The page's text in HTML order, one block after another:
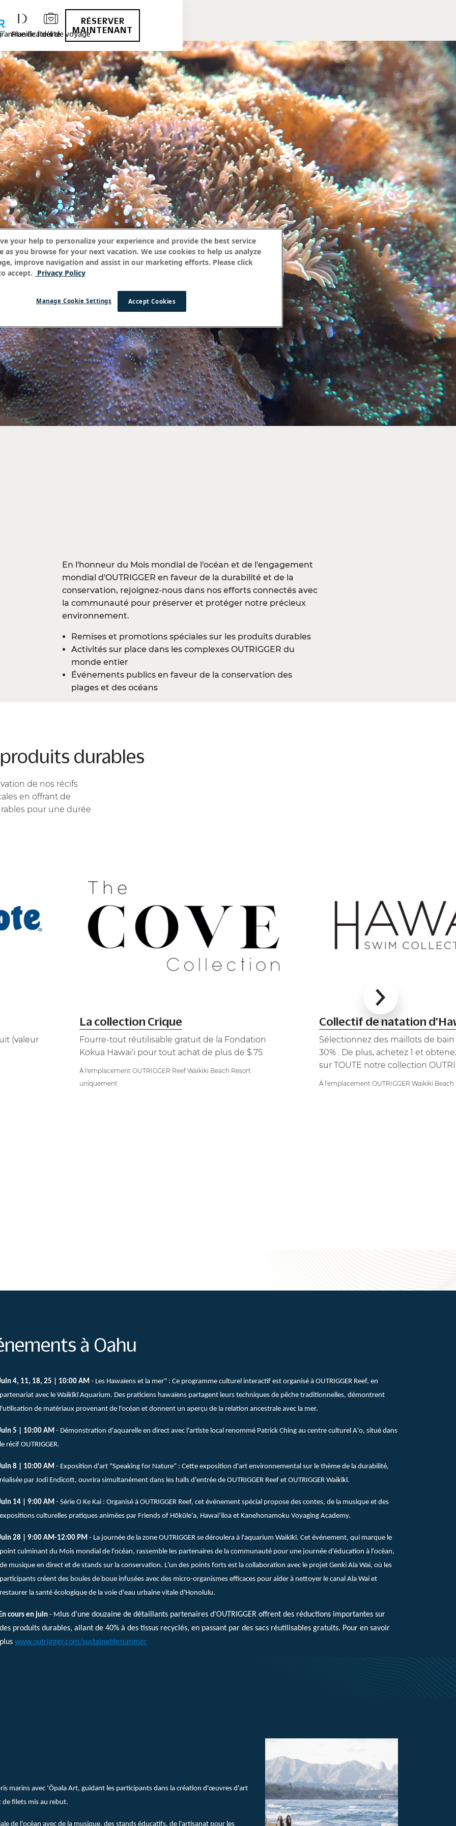
de fidélité
Planificateur de voyage
RÉSERVER
MAINTENANT
En l'honneur du Mois mondial de l'océan et de l'engagement
mondial d'OUTRIGGER en faveur de la durabilité et de la
conservation, rejoignez-nous dans nos efforts connectés avec
la communauté pour préserver et protéger notre précieux
environnement.
Remises et promotions spéciales sur les produits durables
Activités sur place dans les complexes OUTRIGGER du
monde entier
Événements publics en faveur de la conservation des
plages et des océans
produits durables
de nos récifs
en offrant de
pour une durée
(valeur
La collection Crique
Fourre-tout réutilisable gratuit de la Fondation
Kokua Hawai'i pour tout achat de plus de $.75
À l'emplacement OUTRIGGER Reef Waikiki Beach Resort
uniquement
Collectif de natation
Sélectionnez des maillots de
30% . De plus, achetez 1 et
sur TOUTE notre collection
À l'emplacement OUTRIGGER Waikiki
à Oahu
4, 11, 18, 25 | 10:00 AM - Les Hawaïens et la mer" : Ce programme culturel interactif est organisé à OUTRIGGER Reef, en
partenariat avec le Waikīkī Aquarium. Des praticiens hawaïens partagent leurs techniques de pêche traditionnelles, démontrent
l'utilisation de matériaux provenant de l'océan et donnent un aperçu de la relation ancestrale avec la mer.
5 | 10:00 AM - Démonstration d'aquarelle en direct avec l'artiste local renommé Patrick Ching au centre culturel A'o, situé dans
le récif OUTRIGGER.
8 | 10:00 AM - Exposition d'art "Speaking for Nature" : Cette exposition d'art environnemental sur le thème de la durabilité,
réalisée par Jodi Endicott, ouvrira simultanément dans les halls d'entrée de OUTRIGGER Reef et OUTRIGGER Waikīkī.
14 | 9:00 AM - Série O Ke Kai : Organisé à OUTRIGGER Reef, cet événement spécial propose des contes, de la musique et des
expositions culturelles pratiques animées par Friends of Hōkūle'a, Hawaiʻiloa et Kanehonamoku Voyaging Academy.
28 | 9:00 AM-12:00 PM - La journée de la zone OUTRIGGER se déroulera à l'aquarium Waikīkī. Cet événement, qui marque le
point culminant du Mois mondial de l'océan, rassemble les partenaires de la communauté pour une journée d'éducation à l'océan,
de musique en direct et de stands sur la conservation. L'un des points forts est la collaboration avec le projet Genki Ala Wai, où les
participants créent des boules de boue infusées avec des micro-organismes efficaces pour aider à nettoyer le canal Ala Wai et
restaurer la santé écologique de la voie d'eau urbaine vitale d'Honolulu.
cours en juin - M lus d'une douzaine de détaillants partenaires d'OUTRIGGER offrent des réductions importantes sur
des produits durables, allant de 40% à des tissus recyclés, en passant par des sacs réutilisables gratuits. Pour en savoir
plus www.outrigger.com/sustainablesummer
marins avec ʻŌpala Art, guidant les participants dans la création d'œuvres d'art
de filets mis au rebut.
de l'océan avec de la musique, des stands éducatifs, de l'artisanat pour les
your help to personalize your experience and provide the best service
as you browse for your next vacation. We use cookies to help us analyze
improve navigation and assist in our marketing efforts. Please click
accept. Privacy Policy
Accept Cookies
Manage Cookie Settings